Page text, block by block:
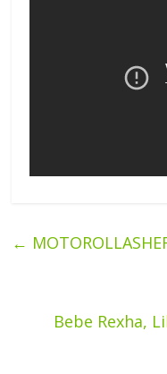
←
Bebe Rexha,